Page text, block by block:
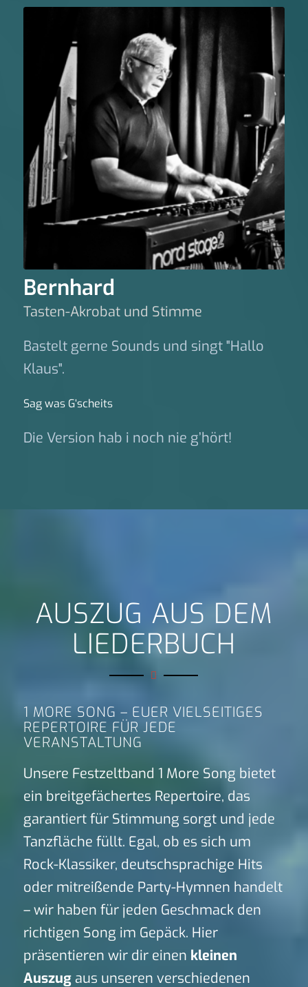
Bernhard
Tasten-Akrobat und Stimme
Bastelt gerne Sounds und singt "Hallo
Klaus".
Sag was G‘scheits
Die Version hab i noch nie g’hört!
AUSZUG AUS DEM
LIEDERBUCH
1 MORE SONG – EUER VIELSEITIGES
REPERTOIRE FÜR JEDE
VERANSTALTUNG
Unsere Festzeltband 1 More Song bietet
ein breitgefächertes Repertoire, das
garantiert für Stimmung sorgt und jede
Tanzfläche füllt. Egal, ob es sich um
Rock-Klassiker, deutschsprachige Hits
oder mitreißende Party-Hymnen handelt
– wir haben für jeden Geschmack den
richtigen Song im Gepäck. Hier
präsentieren wir dir einen kleinen
Auszugaus unseren verschiedenen